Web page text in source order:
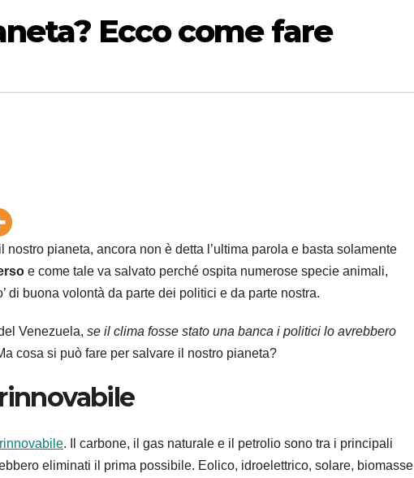
Ecco come fare
pianeta, ancora non è detta l’ultima parola e basta solamente
e come tale va salvato perché ospita numerose specie animali,
di buona volontà da parte dei politici e da parte nostra.
Venezuela, se il clima fosse stato una banca i politici lo avrebbero
cosa si può fare per salvare il nostro pianeta?
. Il carbone, il gas naturale e il petrolio sono tra i principali
eliminati il prima possibile. Eolico, idroelettrico, solare, biomasse